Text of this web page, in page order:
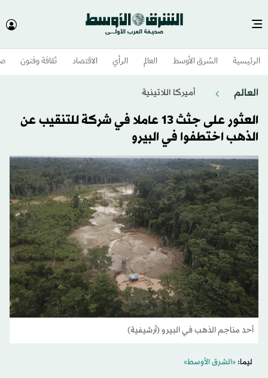
الرئيسية الشرق الأوسط​ العالم الرأي الاقتصاد ثقافة وفنون
العالم أميركا اللاتينية
العثور على جثث 13 عاملا في شركة للتنقيب عن
الذهب اختطفوا في البيرو
أحد مناجم الذهب في البيرو (أرشيفية)
ليما:«الشرق الأوسط»